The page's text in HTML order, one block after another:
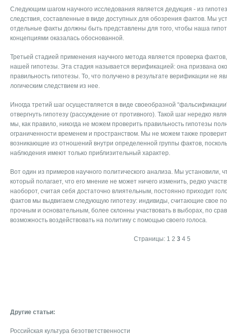
Следующим шагом научного исследования является дедукция - из
следствия, составленные в виде доступных для обозрения фактов. Мы
отдельные факты должны быть представлены для того, чтобы наша
концепциями оказалась обоснованной.
Третьей стадией применения научного метода является проверка
нашей гипотезы. Эта стадия называется верификацией: она призвана
правильность гипотезы. То, что получено в результате верификации не
логическим следствием из нее.
Иногда третий шаг осуществляется в виде своеобразной
отвергнуть гипотезу (рассуждение от противного). Такой шаг нередко
мы, как правило, никогда не можем проверить правильность гипотезы
ограниченности временем и пространством. Мы не можем также
возникающие из отношений внутри определенной группы фактов,
наблюдения имеют только приблизительный характер.
Вот один из примеров научного политического анализа. Мы установили,
который полагает, что его мнение не может ничего изменить, редко
наоборот, считая себя достаточно влиятельным, постоянно приходит
фактов мы выдвигаем следующую гипотезу: индивиды, считающие свое
прочным и основательным, более склонны участвовать в выборах, по
возможность воздействовать на политику с помощью своего голоса.
Страницы: 1 2 3 4 5
Другие статьи:
Российская культура безответственности